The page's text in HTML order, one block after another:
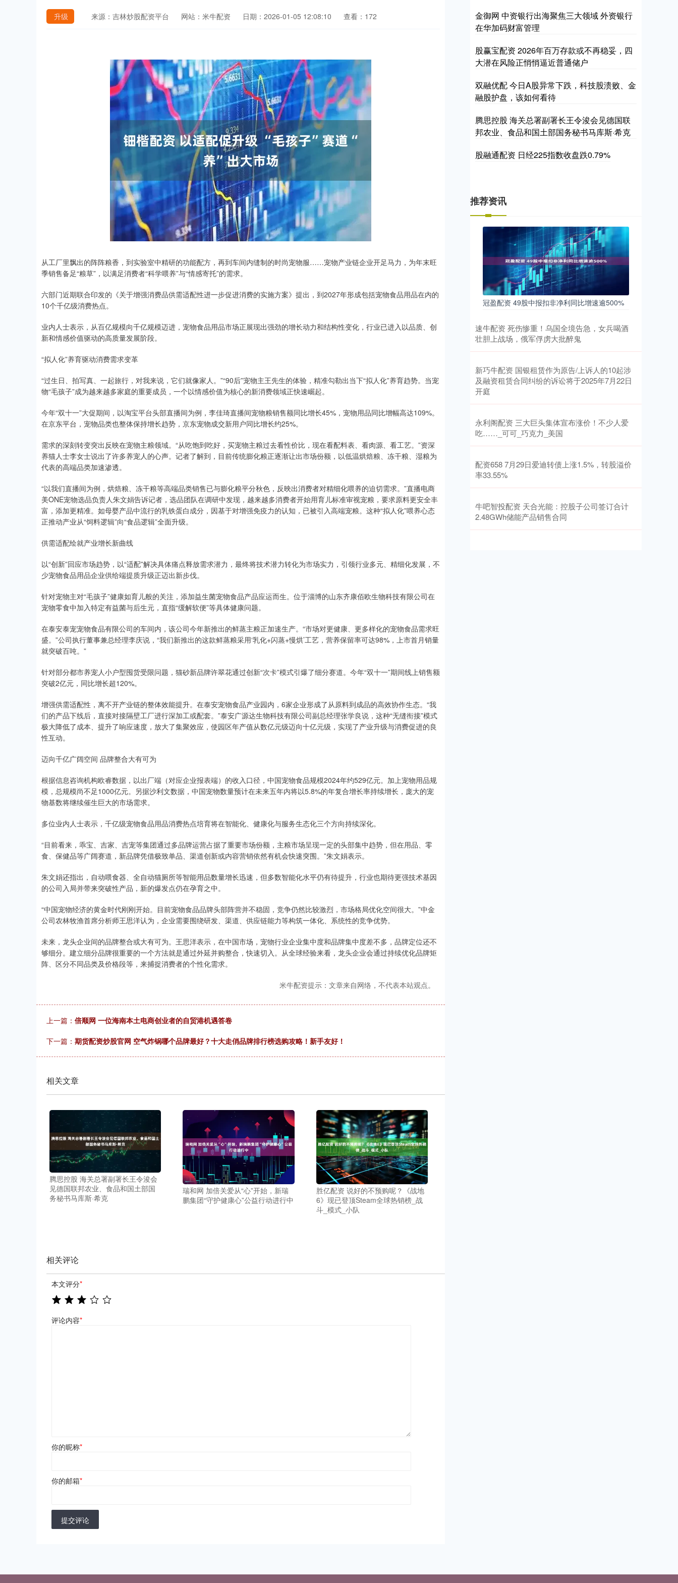
升级 来源：吉林炒股配资平台 网站：米牛配资 日期：2026-01-05 12:08:10 查看：172
从工厂里飘出的阵阵粮香，到实验室中精研的功能配方，再到车间内缝制的时尚宠物服……宠物产业链企业开足马力，为年末旺
季销售备足“粮草”，以满足消费者“科学喂养”与“情感寄托”的需求。
六部门近期联合印发的《关于增强消费品供需适配性进一步促进消费的实施方案》提出，到2027年形成包括宠物食品用品在内的
10个千亿级消费热点。
业内人士表示，从百亿规模向千亿规模迈进，宠物食品用品市场正展现出强劲的增长动力和结构性变化，行业已进入以品质、创
新和情感价值驱动的高质量发展阶段。
“拟人化”养育驱动消费需求变革
“过生日、拍写真、一起旅行，对我来说，它们就像家人。”“90后”宠物主王先生的体验，精准勾勒出当下“拟人化”养育趋势。当宠
物“毛孩子”成为越来越多家庭的重要成员，一个以情感价值为核心的新消费领域正快速崛起。
今年“双十一”大促期间，以淘宝平台头部直播间为例，李佳琦直播间宠物粮销售额同比增长45%，宠物用品同比增幅高达109%。
在京东平台，宠物品类也整体保持增长趋势，京东宠物成交新用户同比增长约25%。
需求的深刻转变突出反映在宠物主粮领域。“从吃饱到吃好，买宠物主粮过去看性价比，现在看配料表、看肉源、看工艺。”资深
养猫人士李女士说出了许多养宠人的心声。记者了解到，目前传统膨化粮正逐渐让出市场份额，以低温烘焙粮、冻干粮、湿粮为
代表的高端品类加速渗透。
“以我们直播间为例，烘焙粮、冻干粮等高端品类销售已与膨化粮平分秋色，反映出消费者对精细化喂养的迫切需求。”直播电商
美ONE宠物选品负责人朱文娟告诉记者，选品团队在调研中发现，越来越多消费者开始用育儿标准审视宠粮，要求原料更安全丰
富，添加更精准。如母婴产品中流行的乳铁蛋白成分，因基于对增强免疫力的认知，已被引入高端宠粮。这种“拟人化”喂养心态
正推动产业从“饲料逻辑”向“食品逻辑”全面升级。
供需适配绘就产业增长新曲线
以“创新”回应市场趋势，以“适配”解决具体痛点释放需求潜力，最终将技术潜力转化为市场实力，引领行业多元、精细化发展，不
少宠物食品用品企业供给端提质升级正迈出新步伐。
针对宠物主对“毛孩子”健康如育儿般的关注，添加益生菌宠物食品产品应运而生。位于淄博的山东齐康佰欧生物科技有限公司在
宠物零食中加入特定有益菌与后生元，直指“缓解软便”等具体健康问题。
在泰安泰宠宠物食品有限公司的车间内，该公司今年新推出的鲜蒸主粮正加速生产。“市场对更健康、更多样化的宠物食品需求旺
盛。”公司执行董事兼总经理李庆说，“我们新推出的这款鲜蒸粮采用‘乳化+闪蒸+慢烘’工艺，营养保留率可达98%，上市首月销量
就突破百吨。”
针对部分都市养宠人小户型囤货受限问题，猫砂新品牌许翠花通过创新“次卡”模式引爆了细分赛道。今年“双十一”期间线上销售额
突破2亿元，同比增长超120%。
增强供需适配性，离不开产业链的整体效能提升。在泰安宠物食品产业园内，6家企业形成了从原料到成品的高效协作生态。“我
们的产品下线后，直接对接隔壁工厂进行深加工或配套。”泰安广源达生物科技有限公司副总经理张学良说，这种“无缝衔接”模式
极大降低了成本、提升了响应速度，放大了集聚效应，使园区年产值从数亿元级迈向十亿元级，实现了产业升级与消费促进的良
性互动。
迈向千亿广阔空间 品牌整合大有可为
根据信息咨询机构欧睿数据，以出厂端（对应企业报表端）的收入口径，中国宠物食品规模2024年约529亿元。加上宠物用品规
模，总规模尚不足1000亿元。另据沙利文数据，中国宠物数量预计在未来五年内将以5.8%的年复合增长率持续增长，庞大的宠
物基数将继续催生巨大的市场需求。
多位业内人士表示，千亿级宠物食品用品消费热点培育将在智能化、健康化与服务生态化三个方向持续深化。
“目前看来，乖宝、吉家、吉宠等集团通过多品牌运营占据了重要市场份额，主粮市场呈现一定的头部集中趋势，但在用品、零
食、保健品等广阔赛道，新品牌凭借极致单品、渠道创新或内容营销依然有机会快速突围。”朱文娟表示。
朱文娟还指出，自动喂食器、全自动猫厕所等智能用品数量增长迅速，但多数智能化水平仍有待提升，行业也期待更强技术基因
的公司入局并带来突破性产品，新的爆发点仍在孕育之中。
“中国宠物经济的黄金时代刚刚开始。目前宠物食品品牌头部阵营并不稳固，竞争仍然比较激烈，市场格局优化空间很大。”中金
公司农林牧渔首席分析师王思洋认为，企业需要围绕研发、渠道、供应链能力等构筑一体化、系统性的竞争优势。
未来，龙头企业间的品牌整合或大有可为。王思洋表示，在中国市场，宠物行业企业集中度和品牌集中度差不多，品牌定位还不
够细分。建立细分品牌很重要的一个方法就是通过外延并购整合，快速切入。从全球经验来看，龙头企业会通过持续优化品牌矩
阵、区分不同品类及价格段等，来捕捉消费者的个性化需求。
米牛配资提示：文章来自网络，不代表本站观点。
上一篇： 倍顺网 一位海南本土电商创业者的自贸港机遇答卷
下一篇： 期货配资炒股官网 空气炸锅哪个品牌最好？十大走俏品牌排行榜选购攻略！新手友好！
相关文章
腾思控股 海关总署副署长王令浚会
见德国联邦农业、食品和国土部国
务秘书马库斯·希克
瑞和网 加倍关爱从“心”开始，新瑞
鹏集团“守护健康心”公益行动进行中
胜亿配资 说好的不预购呢？《战地
6》现已登顶Steam全球热销榜_战
斗_模式_小队
相关评论
本文评分*
评论内容*
你的昵称*
你的邮箱*
提交评论
金御网 中资银行出海聚焦三大领域 外资银行
在华加码财富管理
股赢宝配资 2026年百万存款或不再稳妥，四
大潜在风险正悄悄逼近普通储户
双融优配 今日A股异常下跌，科技股溃败、金
融股护盘，该如何看待
腾思控股 海关总署副署长王令浚会见德国联
邦农业、食品和国土部国务秘书马库斯·希克
股融通配资 日经225指数收盘跌0.79%
推荐资讯
冠盈配资 49股中报扣非净利同比增速逾500%
速牛配资 死伤惨重！乌国全境告急，女兵喝酒
壮胆上战场，俄军俘虏大批醉鬼
新巧牛配资 国银租赁作为原告/上诉人的10起涉
及融资租赁合同纠纷的诉讼将于2025年7月22日
开庭
永利阁配资 三大巨头集体宣布涨价！不少人爱
吃……_可可_巧克力_美国
配资658 7月29日爱迪转债上涨1.5%，转股溢价
率33.55%
牛吧智投配资 天合光能：控股子公司签订合计
2.48GWh储能产品销售合同